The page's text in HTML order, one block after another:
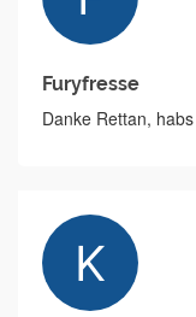
Furyfresse
Danke Rettan,